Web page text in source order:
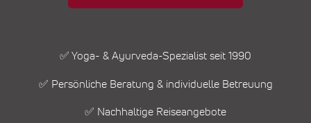
✅ Yoga- & Ayurveda-Spezialist seit 1990
✅ Persönliche Beratung & individuelle Betreuung
✅ Nachhaltige Reiseangebote